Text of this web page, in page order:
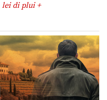
lei di plui +